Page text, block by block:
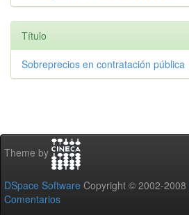
Título
Sobreprecios en contratación pública
Theme by
DSpace Software Copyright © 2002-2008
Comentarios